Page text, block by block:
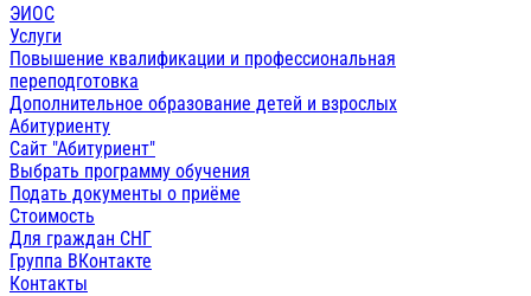
ЭИОС
Услуги
Повышение квалификации и профессиональная
переподготовка
Дополнительное образование детей и взрослых
Абитуриенту
Сайт "Абитуриент"
Выбрать программу обучения
Подать документы о приёме
Стоимость
Для граждан СНГ
Группа ВКонтакте
Контакты